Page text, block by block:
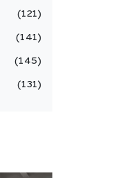
121
141
145
131